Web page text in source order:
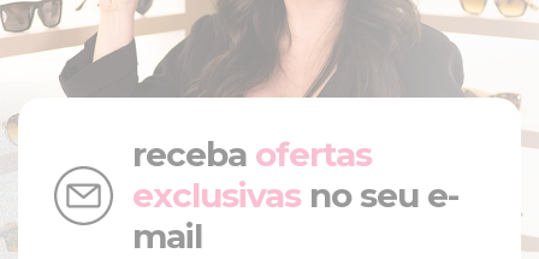
receba ofertas
exclusivas no seu e-
mail